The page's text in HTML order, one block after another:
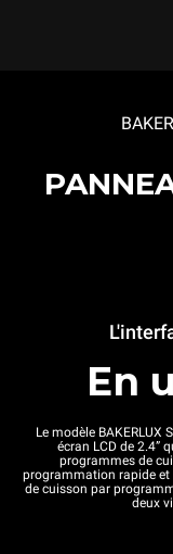
En
Le modèle BAKERLUX
écran LCD de 2.4”
programmes de
programmation rapide et
de cuisson par
deux